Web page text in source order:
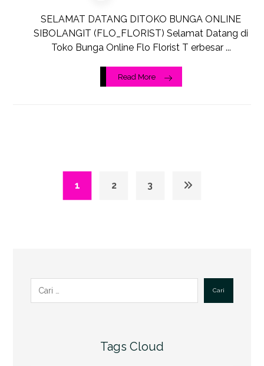
SELAMAT DATANG DITOKO BUNGA ONLINE
SIBOLANGIT (FLO_FLORIST) Selamat Datang di
Toko Bunga Online Flo Florist T erbesar ...
Read More
1 2 3
Cari
Tags Cloud